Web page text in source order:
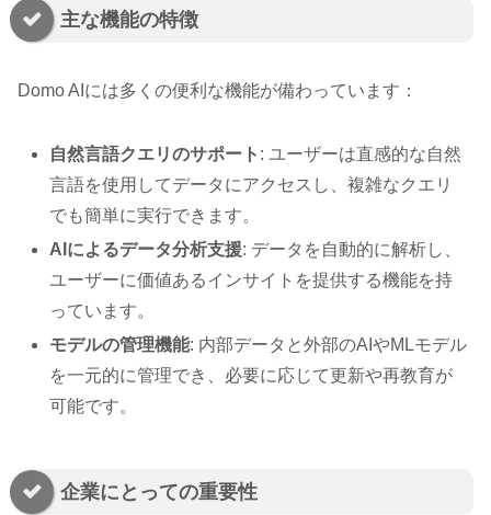
主な機能の特徴
Domo AIには多くの便利な機能が備わっています：
自然言語クエリのサポート : ユーザーは直感的な自然
言語を使用してデータにアクセスし、複雑なクエリ
でも簡単に実行できます。
AIによるデータ分析支援: データを自動的に解析し、
ユーザーに価値あるインサイトを提供する機能を持
っています。
モデルの管理機能: 内部データと外部のAIやMLモデル
を一元的に管理でき、必要に応じて更新や再教育が
可能です。
企業にとっての重要性